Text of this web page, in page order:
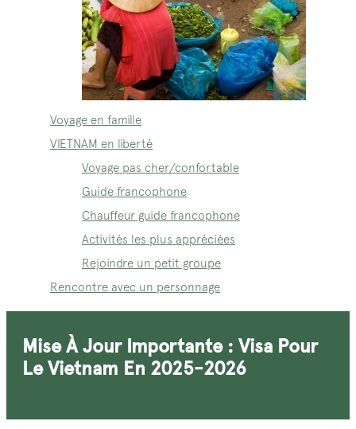
Voyage en famille
VIETNAM en liberté
Voyage pas cher/confortable
Guide francophone
Chauffeur guide francophone
Activités les plus appréciées
Rejoindre un petit groupe
Rencontre avec un personnage
Mise À Jour Importante : Visa Pour
Le Vietnam En 2025-2026